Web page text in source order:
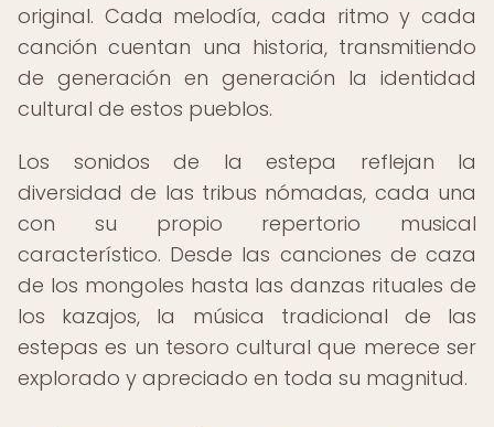
original. Cada melodía, cada ritmo y cada
canción cuentan una historia, transmitiendo
de generación en generación la identidad
cultural de estos pueblos.
Los sonidos de la estepa reflejan la
diversidad de las tribus nómadas, cada una
con su propio repertorio musical
característico. Desde las canciones de caza
de los mongoles hasta las danzas rituales de
los kazajos, la música tradicional de las
estepas es un tesoro cultural que merece ser
explorado y apreciado en toda su magnitud.